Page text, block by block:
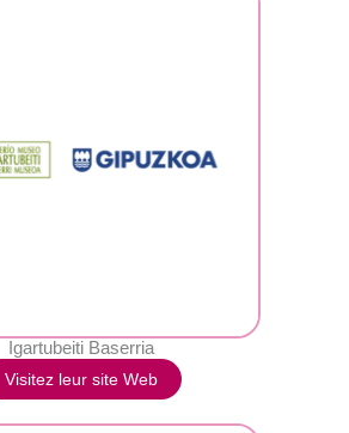
Igartubeiti Baserria
Visitez leur site Web